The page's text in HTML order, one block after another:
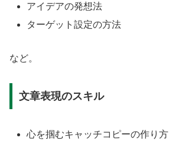
アイデアの発想法
ターゲット設定の方法
など。
文章表現のスキル
心を掴むキャッチコピーの作り方